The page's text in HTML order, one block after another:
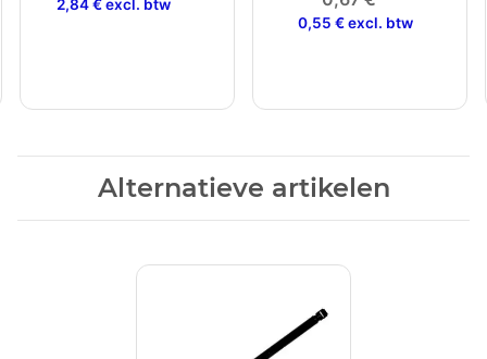
2,84 € excl. btw
0,55 € excl. btw
Alternatieve artikelen